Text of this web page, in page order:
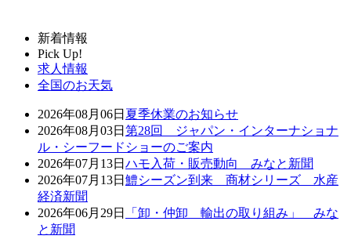
新着情報
Pick Up!
求人情報
全国のお天気
2026年08月06日 夏季休業のお知らせ
2026年08月03日 第28回 ジャパン・インターナショナ
ル・シーフードショーのご案内
2026年07月13日 ハモ入荷・販売動向 みなと新聞
2026年07月13日 鱧シーズン到来 商材シリーズ 水産
経済新聞
2026年06月29日
「卸・仲卸 輸出の取り組み」 みな
と新聞